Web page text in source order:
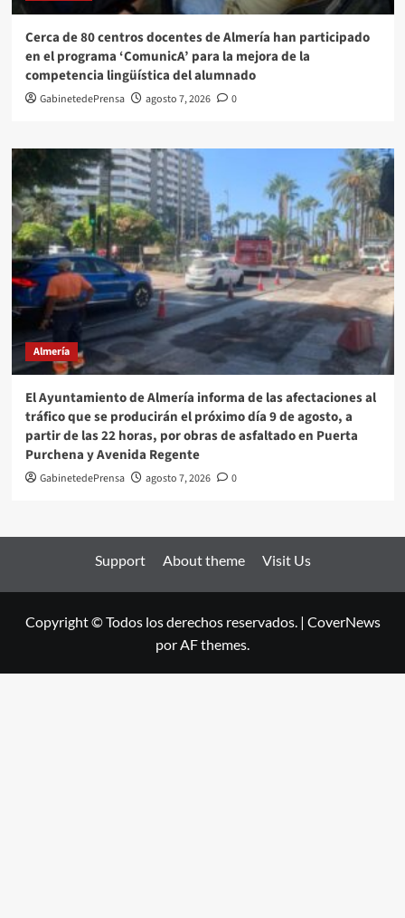
Cerca de 80 centros docentes de Almería han participado
en el programa ‘ComunicA’ para la mejora de la
competencia lingüística del alumnado
GabinetedePrensa agosto 7, 2026 0
Almería
El Ayuntamiento de Almería informa de las afectaciones al
tráfico que se producirán el próximo día 9 de agosto, a
partir de las 22 horas, por obras de asfaltado en Puerta
Purchena y Avenida Regente
GabinetedePrensa agosto 7, 2026 0
Support About theme Visit Us
Copyright © Todos los derechos reservados. | CoverNews
por AF themes.